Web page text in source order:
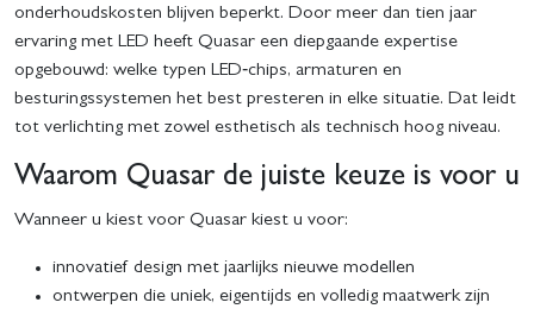
onderhoudskosten blijven beperkt. Door meer dan tien jaar
ervaring met LED heeft Quasar een diepgaande expertise
opgebouwd: welke typen LED‑chips, armaturen en
besturingssystemen het best presteren in elke situatie. Dat leidt
tot verlichting met zowel esthetisch als technisch hoog niveau.
Waarom Quasar de juiste keuze is voor u
Wanneer u kiest voor Quasar kiest u voor:
innovatief design met jaarlijks nieuwe modellen
ontwerpen die uniek, eigentijds en volledig maatwerk zijn